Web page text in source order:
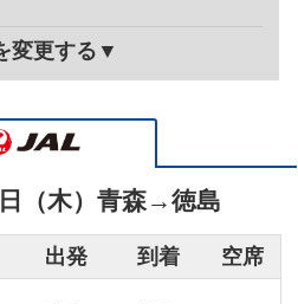
変更する▼
（木） 青森→徳島
出発 到着 空席